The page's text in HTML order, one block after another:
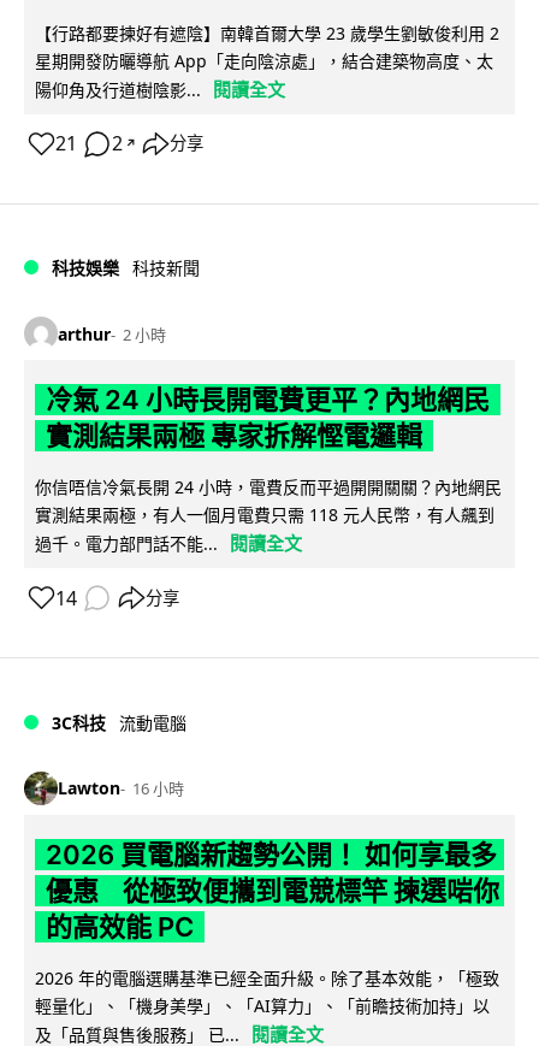
【行路都要揀好有遮陰】南韓首爾大學 23 歲學生劉敏俊利用 2
星期開發防曬導航 App「走向陰涼處」，結合建築物高度、太
陽仰角及行道樹陰影...
閱讀全文
21 2 ↗ 分享
科技娛樂 科技新聞
arthur 2 小時
冷氣 24 小時長開電費更平？內地網民
實測結果兩極 專家拆解慳電邏輯
你信唔信冷氣長開 24 小時，電費反而平過開開關關？內地網民
實測結果兩極，有人一個月電費只需 118 元人民幣，有人飆到
過千。電力部門話不能...
閱讀全文
14 分享
3C科技 流動電腦
Lawton 16 小時
2026 買電腦新趨勢公開！ 如何享最多
優惠 從極致便攜到電競標竿 揀選啱你
的高效能 PC
2026 年的電腦選購基準已經全面升級。除了基本效能，「極致
輕量化」、「機身美學」、「AI算力」、「前瞻技術加持」以
及「品質與售後服務」 已...
閱讀全文